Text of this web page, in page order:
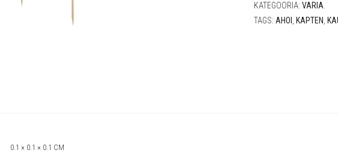
KATEGOORIA: VARIA
TAGS: AHOI KAPTEN
0.1 × 0.1 × 0.1 CM